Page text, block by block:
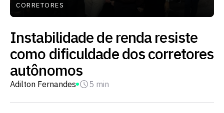
CORRETORES
Instabilidade de renda resiste
como dificuldade dos corretores
autônomos
Adilton Fernandes 5 min